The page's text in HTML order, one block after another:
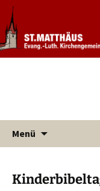
Evang.
Matthäus
Informationen
Menü